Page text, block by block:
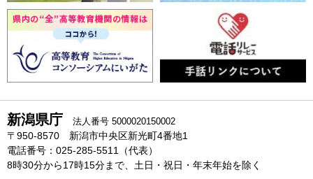
新潟県庁 法人番号 5000020150002
〒950-8570 新潟市中央区新光町4番地1
電話番号：025-285-5511（代表）
8時30分から17時15分まで、土日・祝日・年末年始を除く